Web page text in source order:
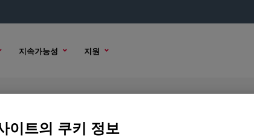
지속가능성 지원
이트의 쿠키 정보